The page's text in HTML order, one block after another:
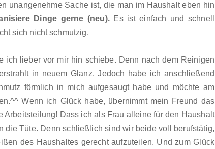
unangenehme Sache ist, die man im Haushalt eben hin
Dinge gerne (neu).Es ist einfach und schnell
sich nicht schmutzig.
ich lieber vor mir hin schiebe. Denn nach dem Reinigen
in neuem Glanz. Jedoch habe ich anschließend
förmlich in mich aufgesaugt habe und möchte am
Wenn ich Glück habe, übernimmt mein Freund das
Arbeitsteilung! Dass ich als Frau alleine für den Haushalt
die Tüte. Denn schließlich sind wir beide voll berufstätig,
des Haushaltes gerecht aufzuteilen. Und zum Glück